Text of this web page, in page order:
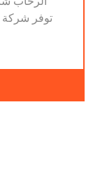
توفر شركة